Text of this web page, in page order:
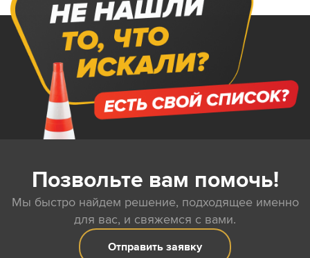
Позвольте вам помочь!
Мы быстро найдем решение, подходящее именно
для вас, и свяжемся с вами.
Отправить заявку